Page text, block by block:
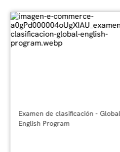
Examen de clasificación - Global
English Program